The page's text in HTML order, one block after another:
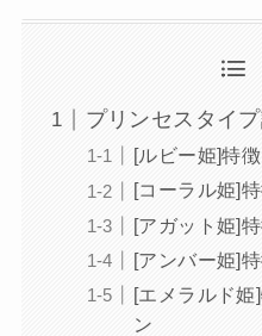
プリンセスタイ
[ルビー姫]特
[コーラル姫]
[アガット姫]
[アンバー姫]
[エメラルド姫
ン